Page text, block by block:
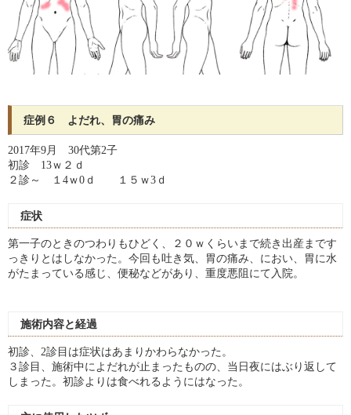
症例６ よだれ、胃の痛み
2017年9月 30代第2子
初診 13ｗ２ｄ
２診～ １4ｗ0ｄ １５ｗ3ｄ
症状
第一子のときのつわりもひどく、２０ｗくらいまで続き出産まです
っきりとはしなかった。今回も吐き気、胃の痛み、におい、胃に水
がたまっている感じ、便秘などがあり、重度悪阻にて入院。
施術内容と経過
初診、2診目は症状はあまりかわらなかった。
３診目、施術中によだれが止まったものの、当日夜にはぶり返して
しまった。初診よりは食べれるようにはなった。